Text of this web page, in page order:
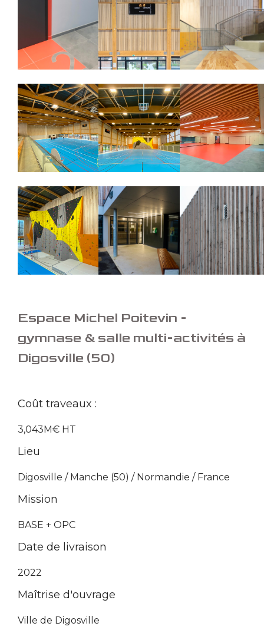
Espace Michel Poitevin -
gymnase & salle multi-activités à
Digosville (50)
Coût traveaux :
3,043M€ HT
Lieu
Digosville / Manche (50) / Normandie / France
Mission
BASE + OPC
Date de livraison
2022
Maîtrise d'ouvrage
Ville de Digosville